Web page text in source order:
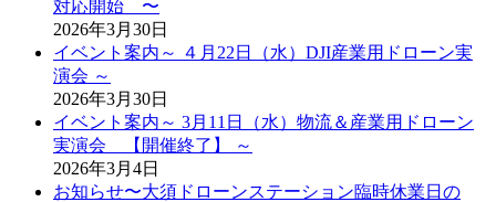
対応開始 〜
2026年3月30日
イベント案内～ ４月22日（水）DJI産業用ドローン実
演会 ～
2026年3月30日
イベント案内～ 3月11日（水）物流＆産業用ドローン
実演会 【開催終了】 ～
2026年3月4日
お知らせ〜大須ドローンステーション臨時休業日の